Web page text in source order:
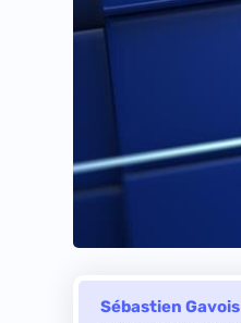
Sébastien Gavois